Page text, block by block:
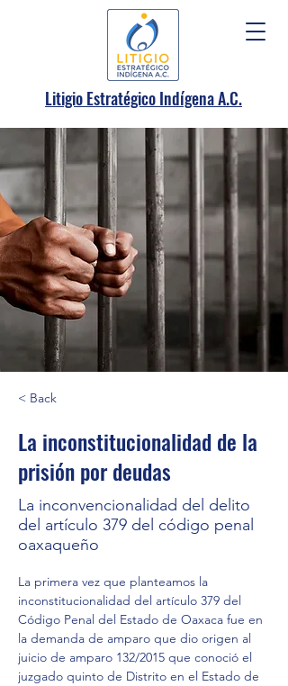
Litigio Estratégico Indígena A.C.
< Back
La inconstitucionalidad de la
prisión por deudas
La inconvencionalidad del delito
del artículo 379 del código penal
oaxaqueño
La primera vez que planteamos la
inconstitucionalidad del artículo 379 del
Código Penal del Estado de Oaxaca fue en
la demanda de amparo que dio origen al
juicio de amparo 132/2015 que conoció el
juzgado quinto de Distrito en el Estado de